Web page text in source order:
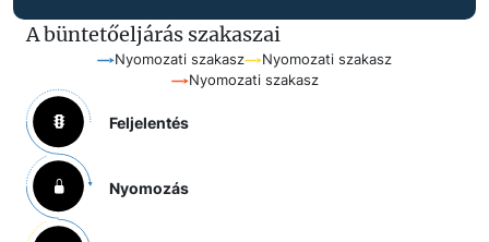
A büntetőeljárás szakaszai
Nyomozati szakasz
Nyomozati szakasz
Nyomozati szakasz
Feljelentés
Nyomozás